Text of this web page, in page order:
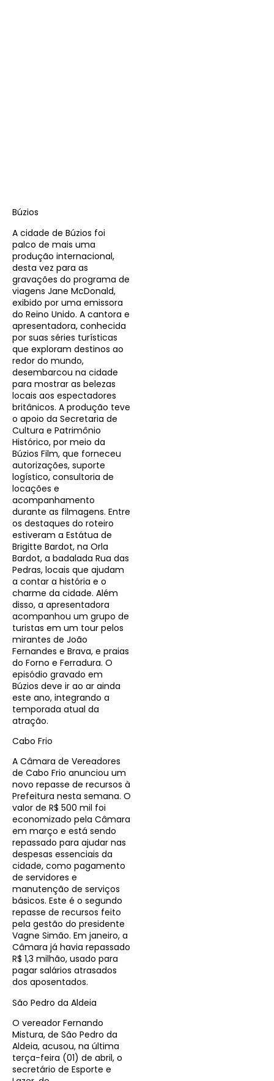
Búzios
A cidade de Búzios foi
palco de mais uma
produção internacional,
desta vez para as
gravações do programa de
viagens Jane McDonald,
exibido por uma emissora
do Reino Unido. A cantora e
apresentadora, conhecida
por suas séries turísticas
que exploram destinos ao
redor do mundo,
desembarcou na cidade
para mostrar as belezas
locais aos espectadores
britânicos. A produção teve
o apoio da Secretaria de
Cultura e Patrimônio
Histórico, por meio da
Búzios Film, que forneceu
autorizações, suporte
logístico, consultoria de
locações e
acompanhamento
durante as filmagens. Entre
os destaques do roteiro
estiveram a Estátua de
Brigitte Bardot, na Orla
Bardot, a badalada Rua das
Pedras, locais que ajudam
a contar a história e o
charme da cidade. Além
disso, a apresentadora
acompanhou um grupo de
turistas em um tour pelos
mirantes de João
Fernandes e Brava, e praias
do Forno e Ferradura. O
episódio gravado em
Búzios deve ir ao ar ainda
este ano, integrando a
temporada atual da
atração.
Cabo Frio
A Câmara de Vereadores
de Cabo Frio anunciou um
novo repasse de recursos à
Prefeitura nesta semana. O
valor de R$ 500 mil foi
economizado pela Câmara
em março e está sendo
repassado para ajudar nas
despesas essenciais da
cidade, como pagamento
de servidores e
manutenção de serviços
básicos. Este é o segundo
repasse de recursos feito
pela gestão do presidente
Vagne Simão. Em janeiro, a
Câmara já havia repassado
R$ 1,3 milhão, usado para
pagar salários atrasados
dos aposentados.
São Pedro da Aldeia
O vereador Fernando
Mistura, de São Pedro da
Aldeia, acusou, na última
terça-feira (01) de abril, o
secretário de Esporte e